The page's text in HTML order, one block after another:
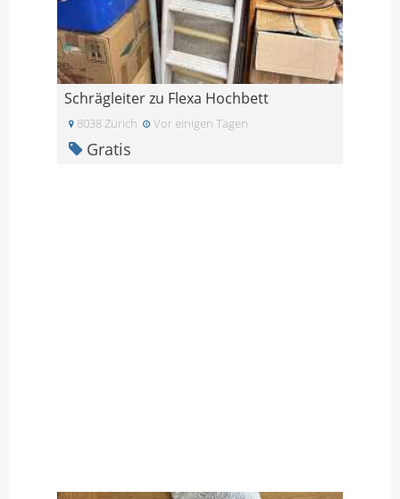
Schrägleiter zu Flexa Hochbett
8038 Zürich Vor einigen Tagen
Gratis